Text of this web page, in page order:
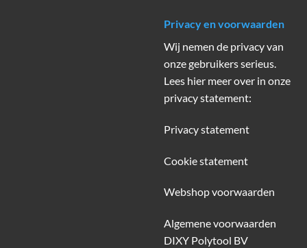
Privacy en voorwaarden
Wij nemen de privacy van
onze gebruikers serieus.
Lees hier meer over in onze
privacy statement:
Privacy statement
Cookie statement
Webshop voorwaarden
Algemene voorwaarden
DIXY Polytool BV